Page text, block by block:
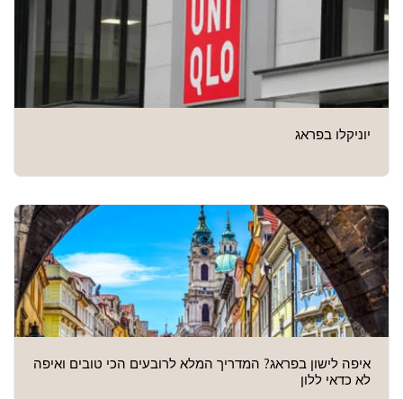
יוניקלו בפראג
איפה לישון בפראג? המדריך המלא לרובעים הכי טובים ואיפה
לא כדאי ללון